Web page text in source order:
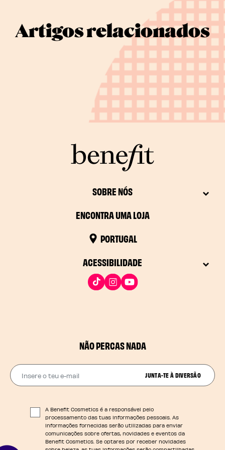
Artigos relacionados
SOBRE NÓS
ENCONTRA UMA LOJA
PORTUGAL
ACESSIBILIDADE
NÃO PERCAS NADA
Insere o teu e-mail
JUNTA-TE À DIVERSÃO
A Benefit Cosmetics é a responsável pelo
processamento das tuas informações pessoais. As
informações fornecidas serão utilizadas para enviar
comunicações sobre ofertas, novidades e eventos da
Benefit Cosmetics. Se optares por receber novidades